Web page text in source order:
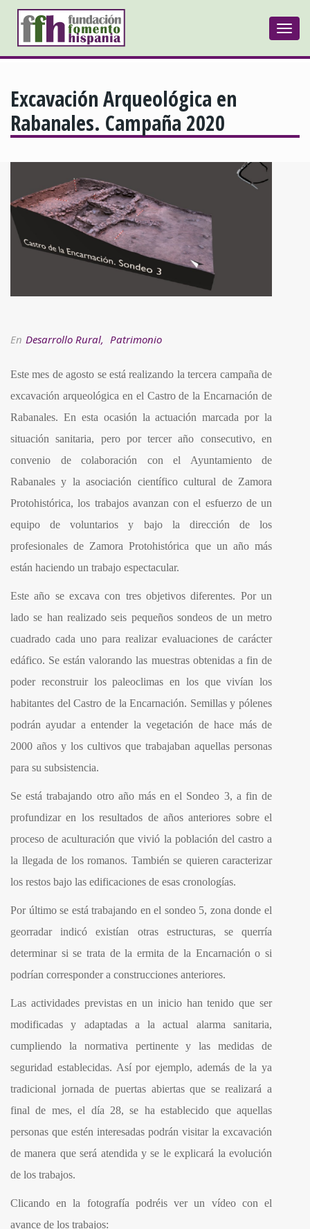
Excavación Arqueológica en
Rabanales. Campaña 2020
En Desarrollo Rural, Patrimonio
Este mes de agosto se está realizando la tercera campaña de
excavación arqueológica en el Castro de la Encarnación de
Rabanales. En esta ocasión la actuación marcada por la
situación sanitaria, pero por tercer año consecutivo, en
convenio de colaboración con el Ayuntamiento de
Rabanales y la asociación científico cultural de Zamora
Protohistórica, los trabajos avanzan con el esfuerzo de un
equipo de voluntarios y bajo la dirección de los
profesionales de Zamora Protohistórica que un año más
están haciendo un trabajo espectacular.
Este año se excava con tres objetivos diferentes. Por un
lado se han realizado seis pequeños sondeos de un metro
cuadrado cada uno para realizar evaluaciones de carácter
edáfico. Se están valorando las muestras obtenidas a fin de
poder reconstruir los paleoclimas en los que vivían los
habitantes del Castro de la Encarnación. Semillas y pólenes
podrán ayudar a entender la vegetación de hace más de
2000 años y los cultivos que trabajaban aquellas personas
para su subsistencia.
Se está trabajando otro año más en el Sondeo 3, a fin de
profundizar en los resultados de años anteriores sobre el
proceso de aculturación que vivió la población del castro a
la llegada de los romanos. También se quieren caracterizar
los restos bajo las edificaciones de esas cronologías.
Por último se está trabajando en el sondeo 5, zona donde el
georradar indicó existían otras estructuras, se querría
determinar si se trata de la ermita de la Encarnación o si
podrían corresponder a construcciones anteriores.
Las actividades previstas en un inicio han tenido que ser
modificadas y adaptadas a la actual alarma sanitaria,
cumpliendo la normativa pertinente y las medidas de
seguridad establecidas. Así por ejemplo, además de la ya
tradicional jornada de puertas abiertas que se realizará a
final de mes, el día 28, se ha establecido que aquellas
personas que estén interesadas podrán visitar la excavación
de manera que será atendida y se le explicará la evolución
de los trabajos.
Clicando en la fotografía podréis ver un vídeo con el
avance de los trabajos: